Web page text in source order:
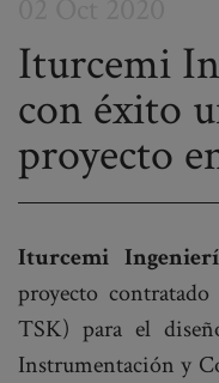
Iturcemi
con éxito
proyecto
Iturcemi
proyecto
TSK) para el
Instrumentación y
Post
navigation